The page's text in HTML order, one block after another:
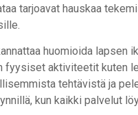
tarjoavat hauskaa
huomioida lapsen
fyysiset aktiviteetit kuten
tehtävistä ja
kun kaikki palvelut